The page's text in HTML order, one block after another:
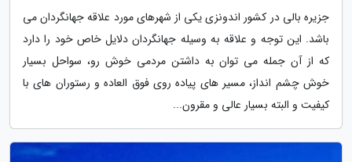
جزیره بالی در کشور اندونزی یکی از شهرهای مورد علاقه جهانگردان می
باشد. این توجه و علاقه به وسیله جهانگردان دلایل خاص خود را دارد
که از آن جمله می توان به داشتن مردمی خوش رو، سواحل بسیار
خوش چشم انداز، مسیر های پیاده روی فوق العاده و رستوران های با
کیفیت و البته بسیار عالی و مقرون...